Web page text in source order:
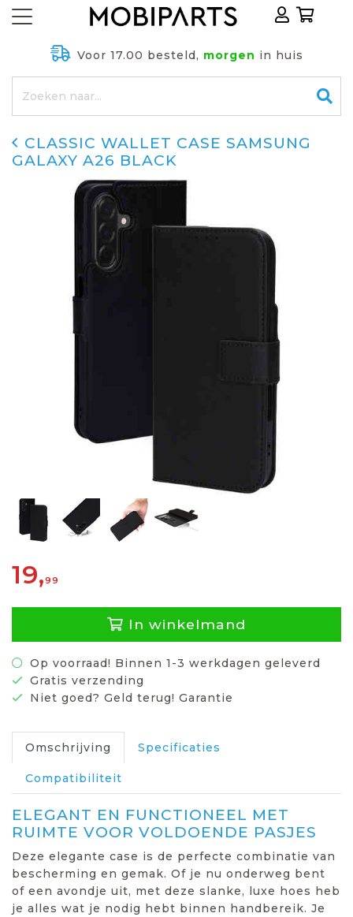
Voor 17.00 besteld, morgen in huis
CLASSIC WALLET CASE SAMSUNG
GALAXY A26 BLACK
19,99
In winkelmand
Op voorraad! Binnen 1-3 werkdagen geleverd
Gratis verzending
Niet goed? Geld terug! Garantie
Omschrijving Specificaties
Compatibiliteit
ELEGANT EN FUNCTIONEEL MET
RUIMTE VOOR VOLDOENDE PASJES
Deze elegante case is de perfecte combinatie van
bescherming en gemak. Of je nu onderweg bent
of een avondje uit, met deze slanke, luxe hoes heb
je alles wat je nodig hebt binnen handbereik. Je